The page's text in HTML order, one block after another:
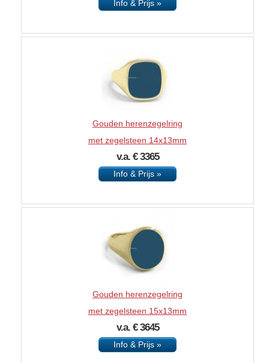
Info & Prijs »
Gouden herenzegelring
met zegelsteen 14x13mm
v.a. € 3365
Info & Prijs »
Gouden herenzegelring
met zegelsteen 15x13mm
v.a. € 3645
Info & Prijs »